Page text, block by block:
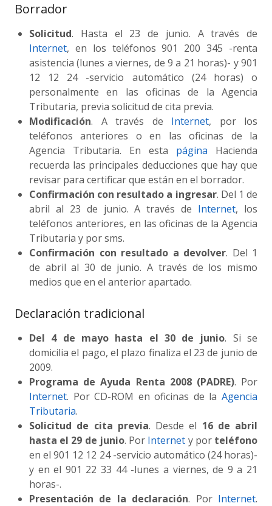
Borrador
Solicitud. Hasta el 23 de junio. A través de
Internet, en los teléfonos 901 200 345 -renta
asistencia (lunes a viernes, de 9 a 21 horas)- y 901
12 12 24 -servicio automático (24 horas) o
personalmente en las oficinas de la Agencia
Tributaria, previa solicitud de cita previa.
Modificación. A través de Internet, por los
teléfonos anteriores o en las oficinas de la
Agencia Tributaria. En esta página Hacienda
recuerda las principales deducciones que hay que
revisar para certificar que están en el borrador.
Confirmación con resultado a ingresar. Del 1 de
abril al 23 de junio. A través de Internet, los
teléfonos anteriores, en las oficinas de la Agencia
Tributaria y por sms.
Confirmación con resultado a devolver. Del 1
de abril al 30 de junio. A través de los mismo
medios que en el anterior apartado.
Declaración tradicional
Del 4 de mayo hasta el 30 de junio. Si se
domicilia el pago, el plazo finaliza el 23 de junio de
2009.
Programa de Ayuda Renta 2008 (PADRE). Por
Internet. Por CD-ROM en oficinas de la Agencia
Tributaria.
Solicitud de cita previa. Desde el 16 de abril
hasta el 29 de junio. Por Internet y por teléfono
en el 901 12 12 24 -servicio automático (24 horas)-
y en el 901 22 33 44 -lunes a viernes, de 9 a 21
horas-.
Presentación de la declaración. Por Internet.